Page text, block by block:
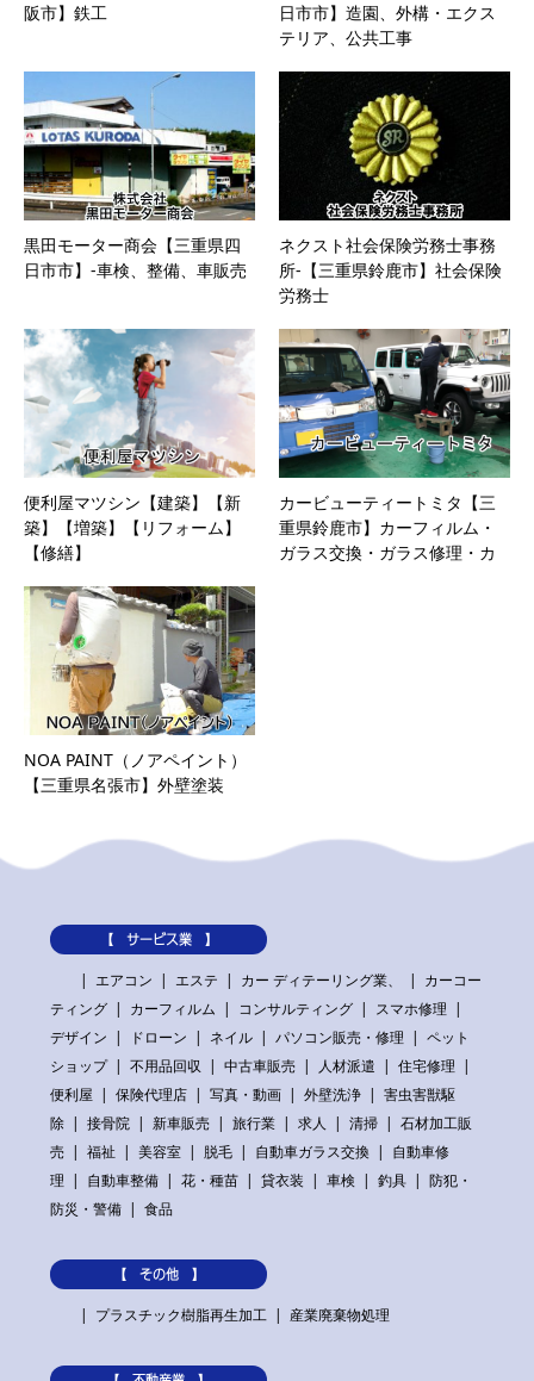
阪市】鉄工
日市市】造園、外構・エクス
テリア、公共工事
黒田モーター商会【三重県四
日市市】-車検、整備、車販売
ネクスト社会保険労務士事務
所-【三重県鈴鹿市】社会保険
労務士
便利屋マツシン【建築】【新
築】【増築】【リフォーム】
【修繕】
カービューティートミタ【三
重県鈴鹿市】カーフィルム・
ガラス交換・ガラス修理・カ
NOA PAINT（ノアペイント）
【三重県名張市】外壁塗装
【 サービス業 】
エアコン
エステ カー ディテーリング業、
カーコー
ティング
カーフィルム コンサルティング
スマホ修理
デザイン
ドローン ネイル パソコン販売・修理
ペット
ショップ
不用品回収 中古車販売 人材派遣
住宅修理
便利屋
保険代理店 写真・動画 外壁洗浄
害虫害獣駆
除
接骨院 新車販売 旅行業 求人 清掃
石材加工販
売
福祉 美容室 脱毛 自動車ガラス交換
自動車修
理
自動車整備 花・種苗 貸衣装 車検 釣具
防犯・
防災・警備
食品
【 その他 】
プラスチック樹脂再生加工
産業廃棄物処理